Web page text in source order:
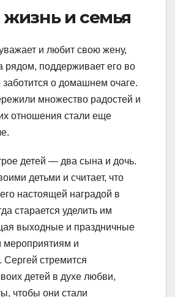
и семья
и любит свою жену,
рядом, поддерживает его во
о домашнем очаге.
множество радостей и
отношения стали еще
детей — два сына и дочь.
детьми и считает, что
настоящей наградой в
старается уделить им
выходные и праздничные
и
Сергей стремится
детей в духе любви,
чтобы они стали